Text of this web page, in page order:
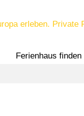
erleben. Private
Ferienhaus finden